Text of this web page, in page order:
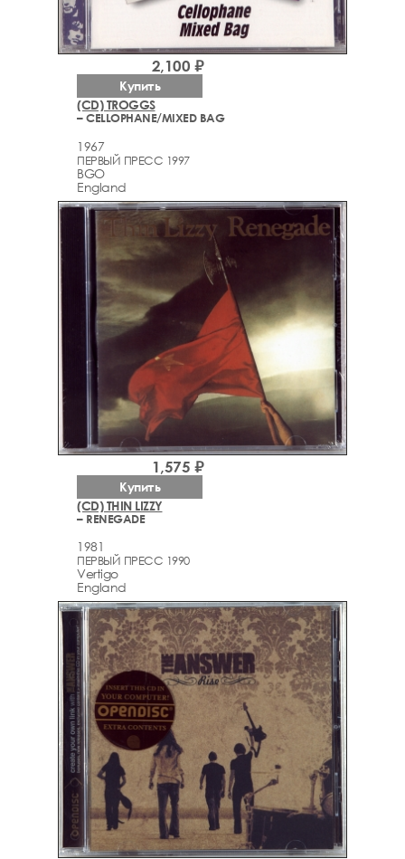
(CD) TROGGS
– CELLOPHANE/MIXED BAG
1967
ПЕРВЫЙ ПРЕСС 1997
BGO
England
2,100 ₽
Купить
(CD) THIN LIZZY
– RENEGADE
1981
ПЕРВЫЙ ПРЕСС 1990
Vertigo
England
1,575 ₽
Купить